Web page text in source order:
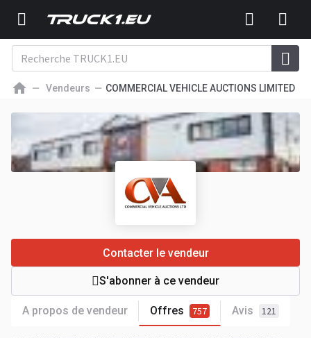
Vendeurs COMMERCIAL VEHICLE AUCTIONS LIMITED
A propos de vendeur Offres 757 Avis 121
Contacter le vendeur
S'abonner à ce vendeur